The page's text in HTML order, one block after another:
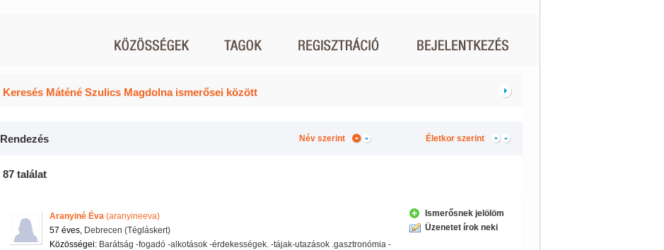
Keresés Máténé Szulics Magdolna ismerősei között
Rendezés Név szerint Életkor szerint
87 találat
Aranyiné Éva(aranyineeva)
57 éves, Debrecen (Tégláskert)
Közösségei: Barátság -fogadó -alkotások -érdekességek. -tájak-utazások .gasztronómia -
Ismerősnek jelölöm
Üzenetet írok neki